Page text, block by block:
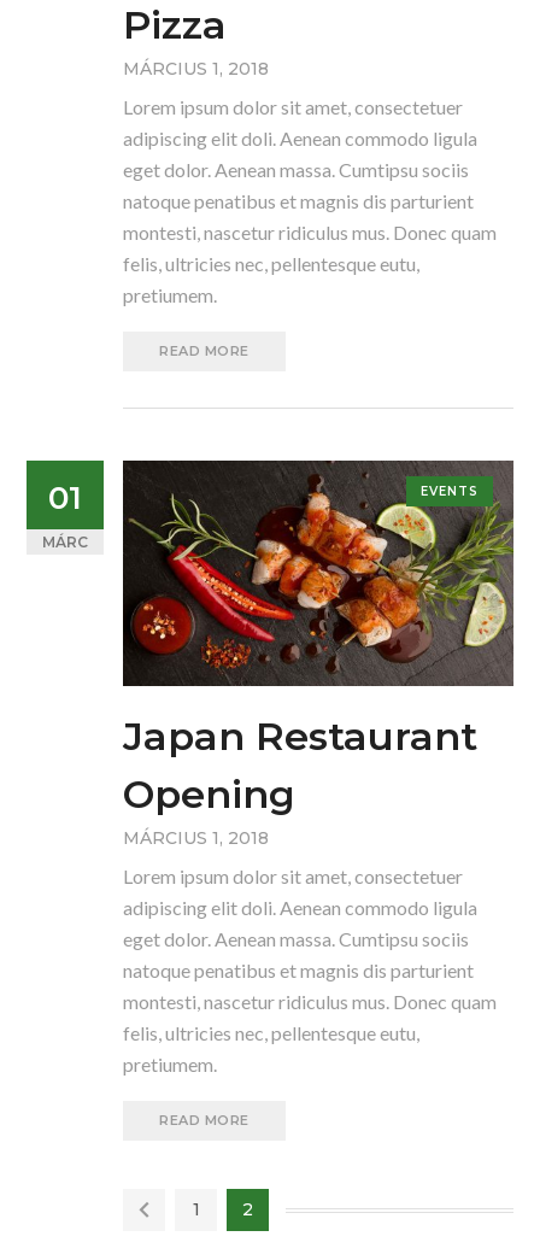
Pizza
MÁRCIUS 1, 2018
Lorem ipsum dolor sit amet, consectetuer
adipiscing elit doli. Aenean commodo ligula
eget dolor. Aenean massa. Cumtipsu sociis
natoque penatibus et magnis dis parturient
montesti, nascetur ridiculus mus. Donec quam
felis, ultricies nec, pellentesque eutu,
pretiumem.
READ MORE
01
MÁRC
EVENTS
Japan Restaurant
Opening
MÁRCIUS 1, 2018
Lorem ipsum dolor sit amet, consectetuer
adipiscing elit doli. Aenean commodo ligula
eget dolor. Aenean massa. Cumtipsu sociis
natoque penatibus et magnis dis parturient
montesti, nascetur ridiculus mus. Donec quam
felis, ultricies nec, pellentesque eutu,
pretiumem.
READ MORE
1 2